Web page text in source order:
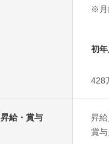
※月
初
428
昇給・賞与
昇
賞